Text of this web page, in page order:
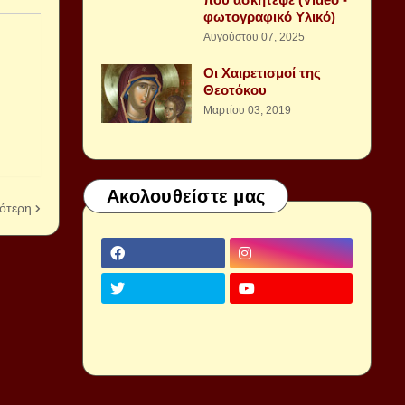
φωτογραφικό Υλικό)
Αυγούστου 07, 2025
Οι Χαιρετισμοί της
Θεοτόκου
Μαρτίου 03, 2019
Ακολουθείστε μας